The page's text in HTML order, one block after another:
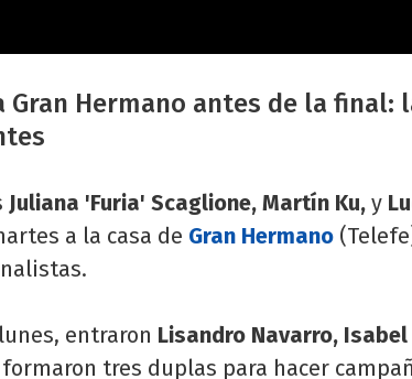
Gran Hermano antes de la final:
Juliana 'Furia' Scaglione, Martín Ku, y
a la casa de Gran Hermano
entraron Lisandro Navarro, Isabel
tres duplas para hacer